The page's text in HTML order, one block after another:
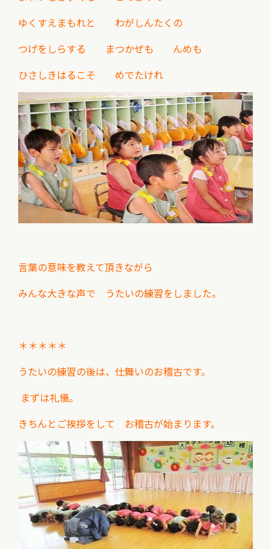
ゆくすえまもれと わがしんたくの
つげをしらする まつかぜも んめも
ひさしきはるこそ めでたけれ
言葉の意味を教えて頂きながら
みんな大きな声で うたいの練習をしました。
＊＊＊＊＊
うたいの練習の後は、仕舞いのお稽古です。
まずは礼儀。
きちんとご挨拶をして お稽古が始まります。